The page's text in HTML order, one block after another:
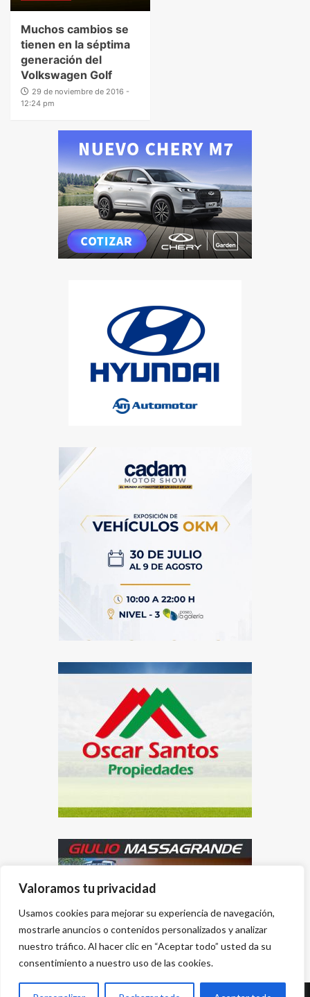
Valoramos tu privacidad
Usamos cookies para mejorar su experiencia de navegación,
mostrarle anuncios o contenidos personalizados y analizar
nuestro tráfico. Al hacer clic en “Aceptar todo” usted da su
consentimiento a nuestro uso de las cookies.
Muchos cambios se
tienen en la séptima
generación del
Volkswagen Golf
29 de noviembre de 2016 -
12:24 pm